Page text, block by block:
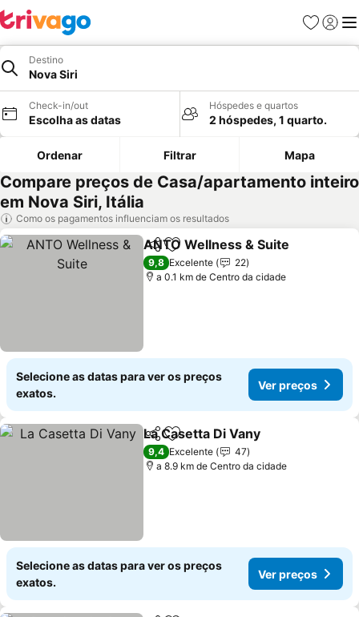
Favoritos
Iniciar
Destino
Nova Siri
Check-in/out
Escolha as datas
Hóspedes e quartos
2 hóspedes, 1 quarto.
Ordenar Filtrar Mapa
Compare preços de Casa/apartamento inteiro
em Nova Siri, Itália
Como os pagamentos influenciam os resultados
PartilharAdicionar aos favoritos
ANTO Wellness & Suite
9,8 Excelente
22
a 0.1 km de Centro da cidade
Selecione as datas para ver os preços
exatos.
Ver preços
PartilharAdicionar aos favoritos
La Casetta Di Vany
9,4 Excelente
47
a 8.9 km de Centro da cidade
Selecione as datas para ver os preços
exatos.
Ver preços